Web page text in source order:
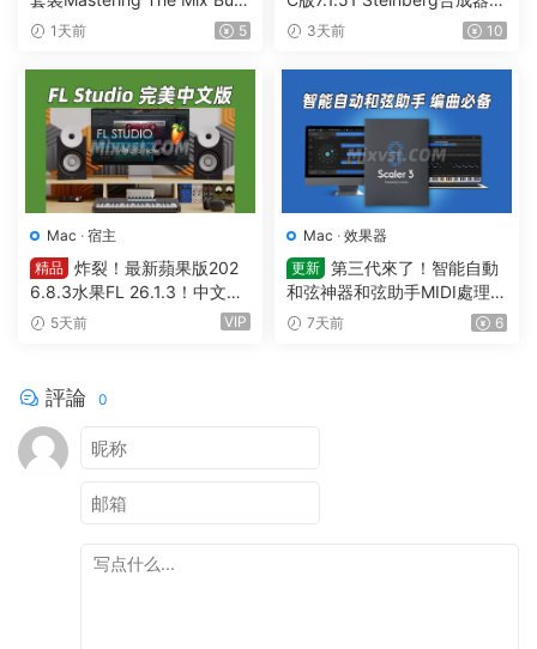
dle v2026.08.03 U2B MAC-
1天前 5
einberg HALion v7.1.51 MAC
3天前 10
Mac · 宿主
精品 炸裂！最新蘋果版202
6.8.3水果FL 26.1.3！中文編
曲軟件Image Line-FL Studio
EPPE MAC
5天前 VIP
Mac · 效果器
更新 第三代來了！智能自動
和弦神器和弦助手MIDI處理Pl
ugin Boutique – Scaler 3 v3.
7天前 6
評論 0